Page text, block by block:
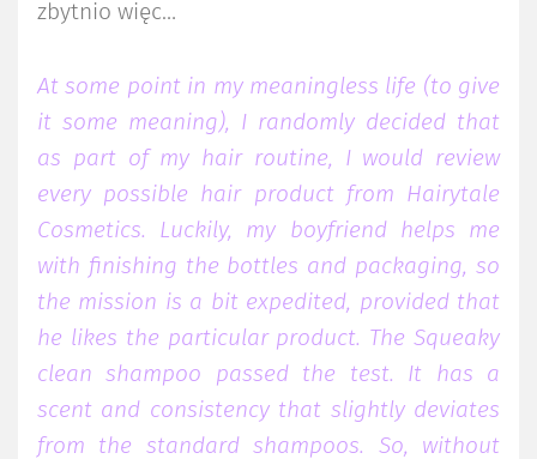
zbytnio więc…
At some point in my meaningless life (to give
it some meaning), I randomly decided that
as part of my hair routine, I would review
every possible hair product from Hairytale
Cosmetics. Luckily, my boyfriend helps me
with finishing the bottles and packaging, so
the mission is a bit expedited, provided that
he likes the particular product. The Squeaky
clean shampoo passed the test. It has a
scent and consistency that slightly deviates
from the standard shampoos. So, without